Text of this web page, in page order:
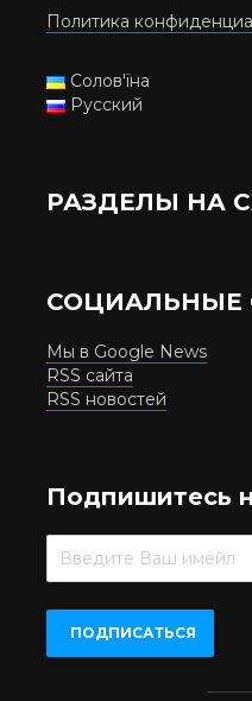
Политика
Солов'їна
Русский
РАЗДЕЛЫ НА
СОЦИАЛЬНЫЕ
Мы в Google News
RSS сайта
RSS новостей
Подпишитесь